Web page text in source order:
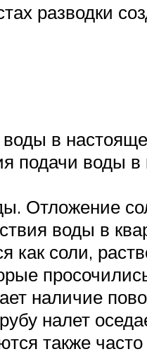
разводки
в
подачи воды в
Отложение
воды в
соли,
наличие
налет
также